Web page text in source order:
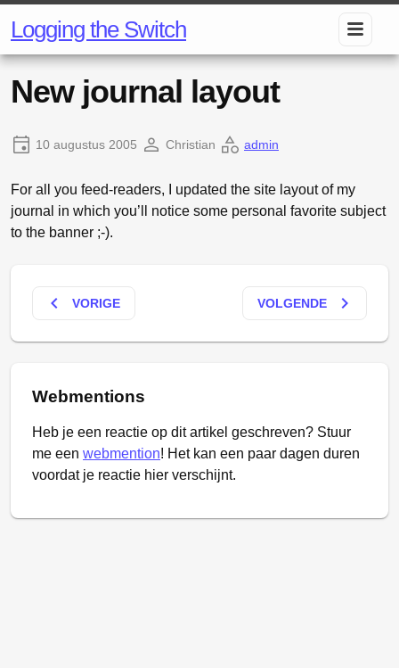
Logging the Switch
New journal layout
10 augustus 2005 Christian admin
For all you feed-readers, I updated the site layout of my
journal in which you’ll notice some personal favorite subject
to the banner ;-).
keyboard_arrow_left VORIGE VOLGENDE keyboard_arrow_right
Webmentions
Heb je een reactie op dit artikel geschreven? Stuur
me een webmention! Het kan een paar dagen duren
voordat je reactie hier verschijnt.